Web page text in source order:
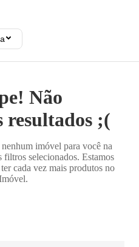
Não
resultados ;(
imóvel para você na
selecionados. Estamos
cada vez mais produtos no